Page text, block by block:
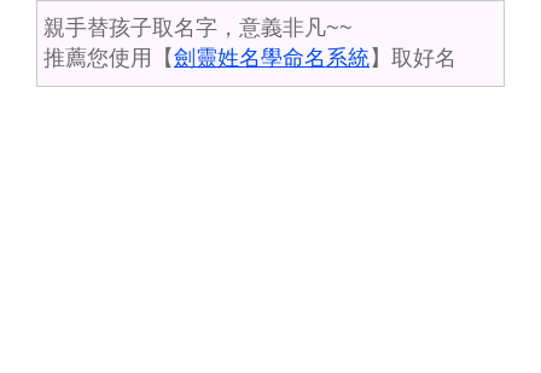
親手替孩子取名字，意義非凡~~
推薦您使用【劍靈姓名學命名系統】取好名